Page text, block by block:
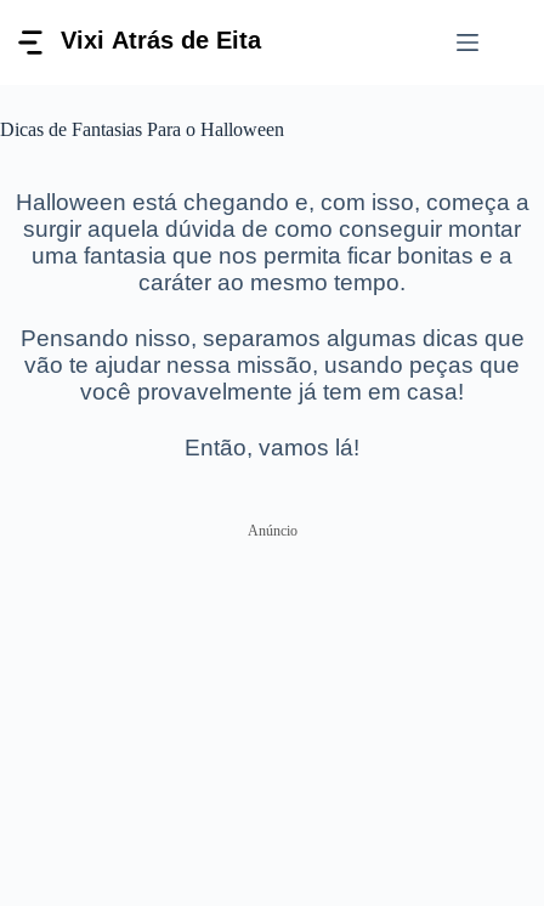
para
Dicas de Fantasias Para o Halloween
Halloween está chegando e, com isso, começa a
surgir aquela dúvida de como conseguir montar
uma fantasia que nos permita ficar bonitas e a
caráter ao mesmo tempo.
Pensando nisso, separamos algumas dicas que
vão te ajudar nessa missão, usando peças que
você provavelmente já tem em casa!
Então, vamos lá!
Anúncio